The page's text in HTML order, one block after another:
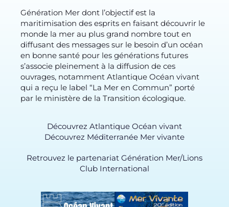
Génération Mer dont l’objectif est la
maritimisation des esprits en faisant découvrir le
monde la mer au plus grand nombre tout en
diffusant des messages sur le besoin d’un océan
en bonne santé pour les générations futures
s’associe pleinement à la diffusion de ces
ouvrages, notamment Atlantique Océan vivant
qui a reçu le label “La Mer en Commun” porté
par le ministère de la Transition écologique.
Découvrez Atlantique Océan vivant
Découvrez Méditerranée Mer vivante
Retrouvez le partenariat Génération Mer/Lions
Club International